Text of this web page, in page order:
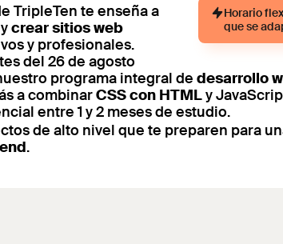
Horario
que se
TripleTen te enseña a
crear sitios web
y profesionales.
del 26 de agosto
programa integral de desarrollo
a combinarCSS con HTMLy
entre 1 y 2 meses de estudio.
de alto nivel que te preparen para
.